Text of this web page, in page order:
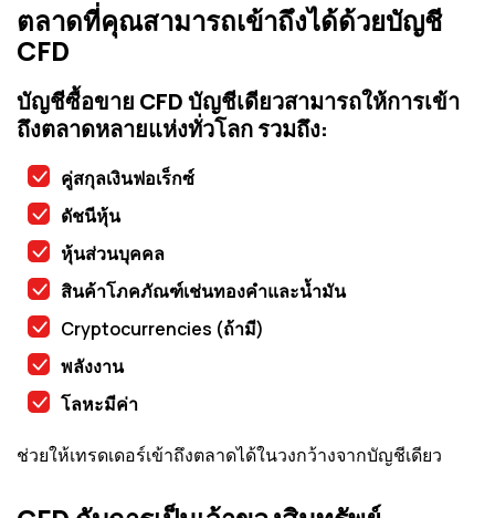
ตลาดที่คุณสามารถเข้าถึงได้ด้วยบัญชี
CFD
บัญชีซื้อขาย CFD บัญชีเดียวสามารถให้การเข้า
ถึงตลาดหลายแห่งทั่วโลก รวมถึง:
คู่สกุลเงินฟอเร็กซ์
ดัชนีหุ้น
หุ้นส่วนบุคคล
สินค้าโภคภัณฑ์เช่นทองคำและน้ำมัน
Cryptocurrencies (ถ้ามี)
พลังงาน
โลหะมีค่า
ช่วยให้เทรดเดอร์เข้าถึงตลาดได้ในวงกว้างจากบัญชีเดียว